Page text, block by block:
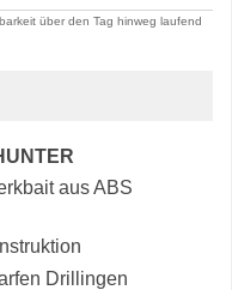
über den Tag hinweg laufend
aus ABS
Drillingen